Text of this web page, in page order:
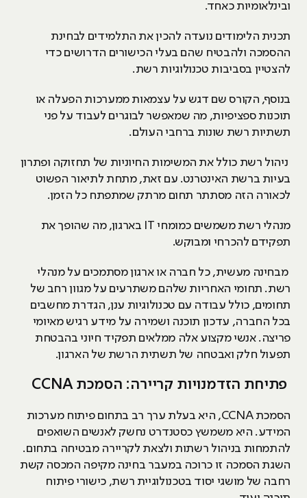
ובינלאומיות כאחד.
תכנית הלימודים נועדה להכין את התלמידים לבחינת
ההסמכה ולהבטיח שהם בעלי הכישורים הדרושים כדי
להצטיין בסביבות טכנולוגיות רשת.
בנוסף, הקורס שם דגש על עצמאות ממערכות הפעלה או
תוכנות ספציפיות, מה שמאפשר לבוגרים לעבוד על פני
תשתיות רשת שונות ברחבי העולם.
ניהול רשת כולל את המשימות החיוניות של תחזוקה ופתרון
בעיות ברשת האינטרנט. עם זאת, מתחת לתיאור הפשוט
לכאורה הזה מסתתר תחום מרתק שמתפתח כל הזמן.
מנהלי רשת משמשים כמומחי IT בארגון, מה שהופך את
תפקידם להכרחי ומבוקש.
מבחינה מעשית, כל חברה או ארגון מסתמכים על מנהלי
רשת. תחומי האחריות שלהם משתרעים על מגוון רחב של
תחומים, כולל עבודה עם טכנולוגיות ענן, הגדרת מחשבים
בכל החברה, עדכון תוכנה ושמירה על מידע רגיש מאיומי
פריצה. אנשי מקצוע אלה ממלאים תפקיד חיוני בהבטחת
תפעול חלק ואבטחה של תשתית הרשת של הארגון.
פתיחת הזדמנויות קריירה: הסמכת CCNA
הסמכת CCNA, היא בעלת ערך רב בתחום פיתוח מערכות
המידע. היא משמשץ כסטנדרט נחשק לאנשים השואפים
להתמחות בניהול רשתות ולצאת לקריירה מבטיחה בתחום.
השגת הסמכה זו כרוכה במעבר בחינה מקיפה המכסה קשת
רחבה של מושגי יסוד בטכנולוגיית רשת, כישורי פיתוח